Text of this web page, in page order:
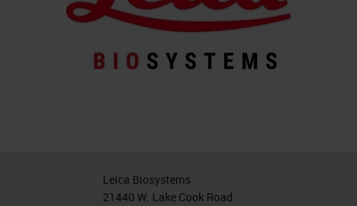
Leica Biosystems
21440 W. Lake Cook Road